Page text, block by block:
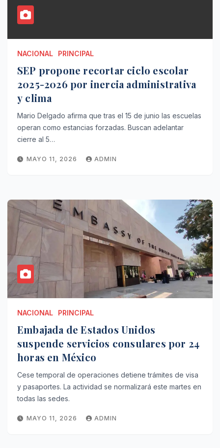
NACIONAL PRINCIPAL
SEP propone recortar ciclo escolar
2025-2026 por inercia administrativa
y clima
Mario Delgado afirma que tras el 15 de junio las escuelas
operan como estancias forzadas. Buscan adelantar
cierre al 5…
MAYO 11, 2026 ADMIN
NACIONAL PRINCIPAL
Embajada de Estados Unidos
suspende servicios consulares por 24
horas en México
Cese temporal de operaciones detiene trámites de visa
y pasaportes. La actividad se normalizará este martes en
todas las sedes.
MAYO 11, 2026 ADMIN